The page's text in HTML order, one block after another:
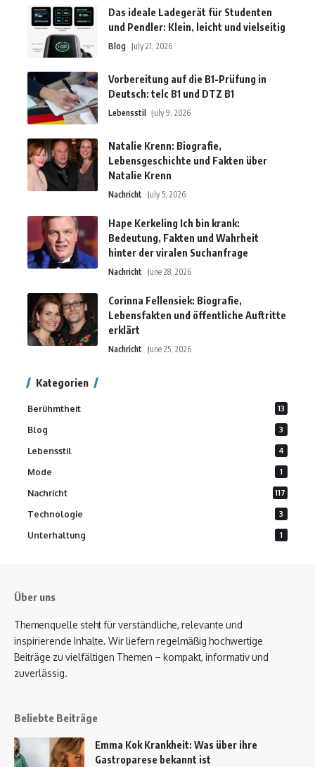
Das ideale Ladegerät für Studenten
und Pendler: Klein, leicht und vielseitig
Blog July 21, 2026
Vorbereitung auf die B1-Prüfung in
Deutsch: telc B1 und DTZ B1
Lebensstil July 9, 2026
Natalie Krenn: Biografie,
Lebensgeschichte und Fakten über
Natalie Krenn
Nachricht July 5, 2026
Hape Kerkeling Ich bin krank:
Bedeutung, Fakten und Wahrheit
hinter der viralen Suchanfrage
Nachricht June 28, 2026
Corinna Fellensiek: Biografie,
Lebensfakten und öffentliche Auftritte
erklärt
Nachricht June 25, 2026
Kategorien
Berühmtheit 13
Blog 3
Lebensstil 4
Mode 1
Nachricht 117
Technologie 3
Unterhaltung 1
Über uns
Themenquelle steht für verständliche, relevante und
inspirierende Inhalte. Wir liefern regelmäßig hochwertige
Beiträge zu vielfältigen Themen – kompakt, informativ und
zuverlässig.
Beliebte Beiträge
Emma Kok Krankheit: Was über ihre
Gastroparese bekannt ist